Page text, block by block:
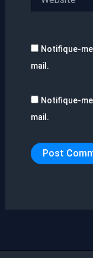
Notifique-
mail.
Notifique-
mail.